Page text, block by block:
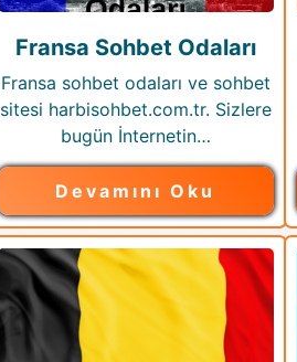
Fransa Sohbet Odaları
Fransa sohbet odaları ve sohbet
sitesi harbisohbet.com.tr. Sizlere
bugün İnternetin…
Devamını Oku